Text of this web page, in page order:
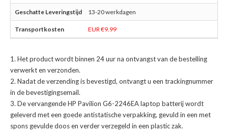
13-20 werkdagen
EUR €9.99
Het product wordt binnen 24 uur na ontvangst van de bestelling
verwerkt en verzonden.
Nadat de verzending is bevestigd, ontvangt u een trackingnummer
in de bevestigingsemail.
Devervangende HP Pavilion G6-2246EA laptop batterijwordt
geleverd met een goede antistatische verpakking, gevuld in een met
spons gevulde doos en verder verzegeld in een plastic zak.